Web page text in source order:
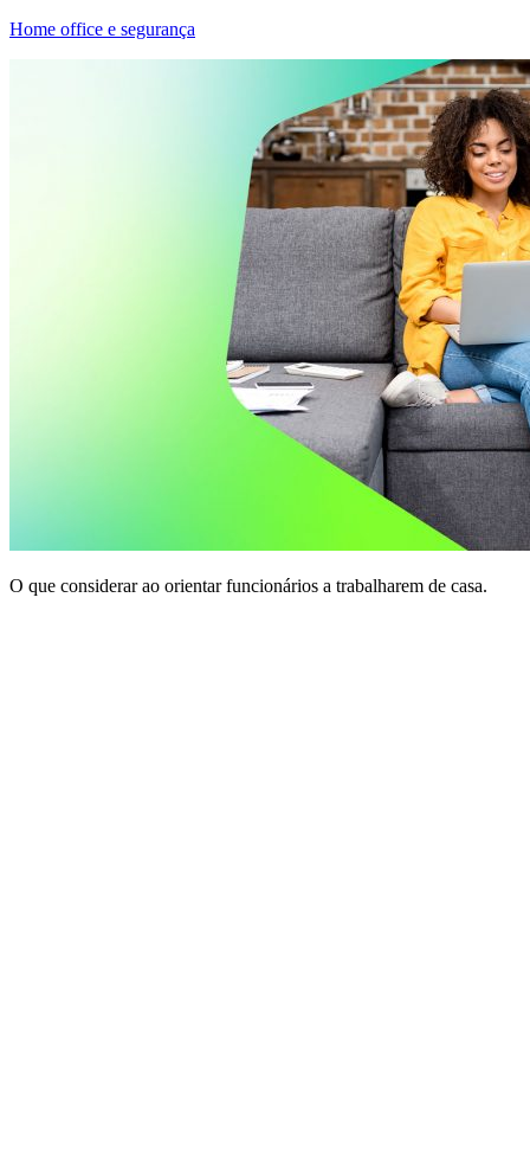
Home office e segurança
O que considerar ao orientar funcionários a trabalharem de casa.